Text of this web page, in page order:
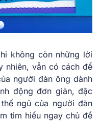
không còn những lời
nhiên, vẫn có cách để
người đàn ông dành
động đơn giản, đặc
ngủ của người đàn
tìm hiểu ngay chủ đề